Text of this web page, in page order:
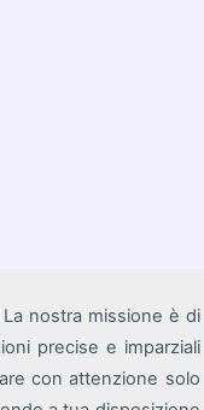
nostra missione è di
precise e imparziali
con attenzione solo